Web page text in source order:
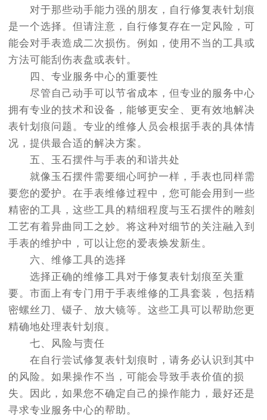
对于那些动手能力强的朋友，自行修复表针划痕
是一个选择。但请注意，自行修复存在一定风险，可
能会对手表造成二次损伤。例如，使用不当的工具或
方法可能刮伤表盘或表针。
四、专业服务中心的重要性
尽管自己动手可以节省成本，但专业的服务中心
拥有专业的技术和设备，能够更安全、更有效地解决
表针划痕问题。专业的维修人员会根据手表的具体情
况，提供最合适的解决方案。
五、玉石摆件与手表的和谐共处
就像玉石摆件需要细心呵护一样，手表也同样需
要您的爱护。在手表维修过程中，您可能会用到一些
精密的工具，这些工具的精细程度与玉石摆件的雕刻
工艺有着异曲同工之妙。将这种对细节的关注融入到
手表的维护中，可以让您的爱表焕发新生。
六、维修工具的选择
选择正确的维修工具对于修复表针划痕至关重
要。市面上有专门用于手表维修的工具套装，包括精
密螺丝刀、镊子、放大镜等。这些工具可以帮助您更
精确地处理表针划痕。
七、风险与责任
在自行尝试修复表针划痕时，请务必认识到其中
的风险。如果操作不当，可能会导致手表价值的损
失。因此，如果您不确定自己的操作能力，最好还是
寻求专业服务中心的帮助。